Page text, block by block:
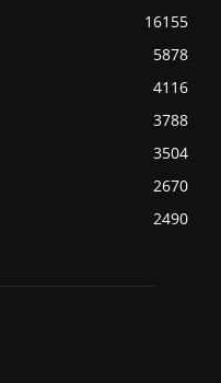
16155
5878
4116
3788
3504
2670
2490